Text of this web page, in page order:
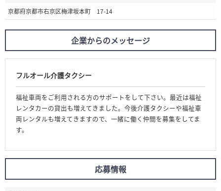
京都府京都市右京区梅津坂本町 17-14
企業からのメッセージ
フルオール介護タクシー
福祉車両をご利用される方のサポートをして下さい。最近は福祉
レンタカーの貸出も増えてきました。今後介護タクシーや福祉車
両レンタルも増えてきますので、一緒に働く仲間を募集をしてま
す。
応募情報